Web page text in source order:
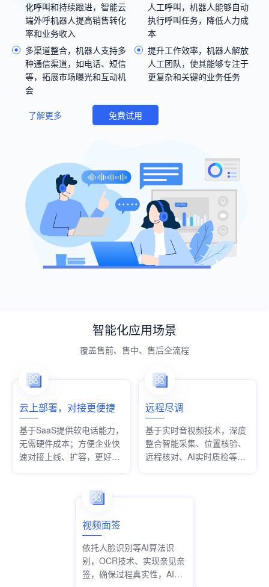
化呼叫和持续跟进，智能云
端外呼机器人提高销售转化
率和业务收入
人工呼叫，机器人能够自动
执行呼叫任务，降低人力成
本
多渠道整合，机器人支持多
种通信渠道，如电话、短信
等，拓展市场曝光和互动机
会
提升工作效率，机器人解放
人工团队，使其能够专注于
更复杂和关键的业务任务
了解更多 免费试用
智能化应用场景
覆盖售前、售中、售后全流程
云上部署，对接更便捷
基于SaaS提供软电话能力，
无需硬件成本；方便企业快
速对接上线、扩容，更好适
远程尽调
基于实时音视频技术，深度
整合智能采集、位置核验、
远程核对、AI实时质检等功
视频面签
依托人脸识别等AI算法识
别，OCR技术、实现亲见亲
签，确保过程真实性，AI实